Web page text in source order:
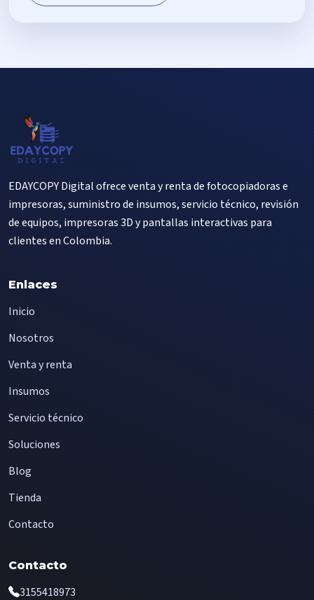
EDAYCOPY Digital ofrece venta y renta de fotocopiadoras e
impresoras, suministro de insumos, servicio técnico, revisión
de equipos, impresoras 3D y pantallas interactivas para
clientes en Colombia.
Enlaces
Inicio
Nosotros
Venta y renta
Insumos
Servicio técnico
Soluciones
Blog
Tienda
Contacto
Contacto
3155418973